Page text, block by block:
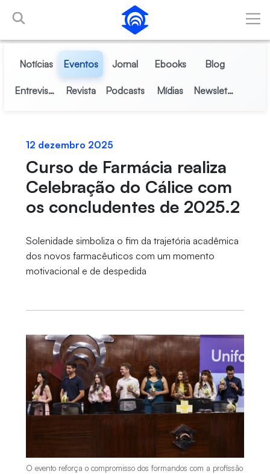
Pular para o Conteúdo principal
Notícias Eventos Jornal Ebooks Blog
Entrevistas Revista Podcasts Mídias Newsletter
12 dezembro 2025
Curso de Farmácia realiza
Celebração do Cálice com
os concludentes de 2025.2
Solenidade simboliza o fim da trajetória acadêmica
dos novos farmacêuticos com um momento
motivacional e de despedida
O evento reforça o compromisso dos formandos com a profissão